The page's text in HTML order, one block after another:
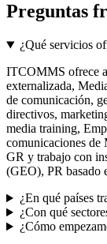
Preguntas
¿Qué servicios
ITCOMMS ofrece a
externalizada,
de comunicación,
directivos,
media training,
comunicaciones de
GR y trabajo con
(GEO), PR basado
¿En qué países
¿Con qué
¿Cómo